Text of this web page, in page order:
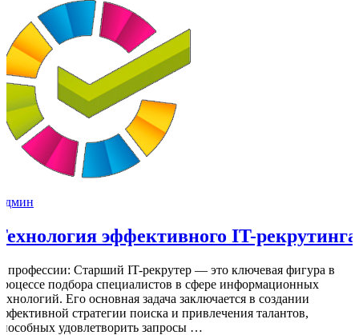
эффективного IT-рекрутинга
профессии: Старший IT-рекрутер — это ключевая фигура в
подбора специалистов в сфере информационных
Его основная задача заключается в создании
стратегии поиска и привлечения талантов,
удовлетворить запросы …